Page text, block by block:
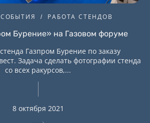
РАБОТА СТЕНДОВ
Бурение» на Газовом форуме
Газпром Бурение по заказу
Задача сделать фотографии стенда
со всех ракурсов,...
8 октября 2021